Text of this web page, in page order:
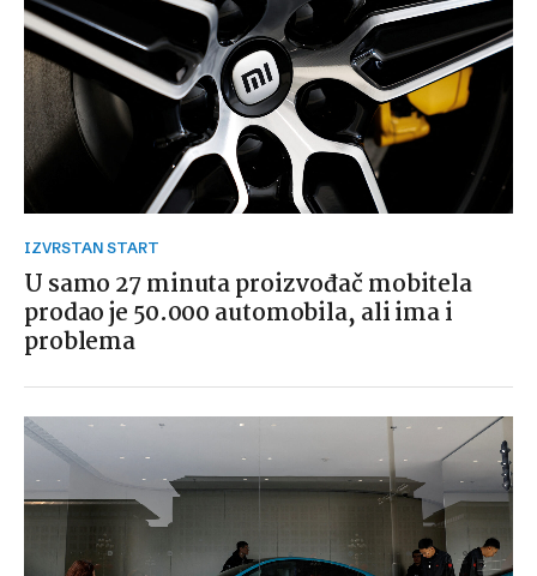
IZVRSTAN START
U samo 27 minuta proizvođač mobitela
prodao je 50.000 automobila, ali ima i
problema